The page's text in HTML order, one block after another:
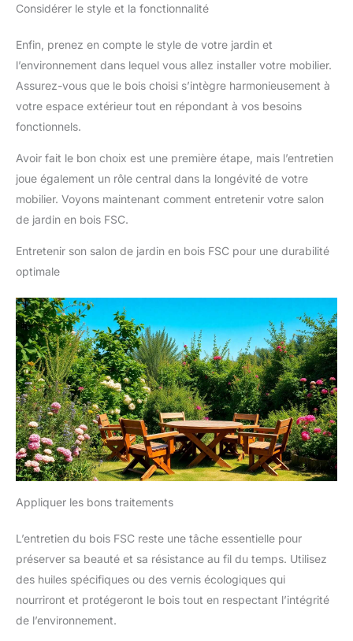
Considérer le style et la fonctionnalité
Enfin, prenez en compte le style de votre jardin et
l’environnement dans lequel vous allez installer votre mobilier.
Assurez-vous que le bois choisi s’intègre harmonieusement à
votre espace extérieur tout en répondant à vos besoins
fonctionnels.
Avoir fait le bon choix est une première étape, mais l’entretien
joue également un rôle central dans la longévité de votre
mobilier. Voyons maintenant comment entretenir votre salon
de jardin en bois FSC.
Entretenir son salon de jardin en bois FSC pour une durabilité
optimale
Appliquer les bons traitements
L’entretien du bois FSC reste une tâche essentielle pour
préserver sa beauté et sa résistance au fil du temps. Utilisez
des huiles spécifiques ou des vernis écologiques qui
nourriront et protégeront le bois tout en respectant l’intégrité
de l’environnement.